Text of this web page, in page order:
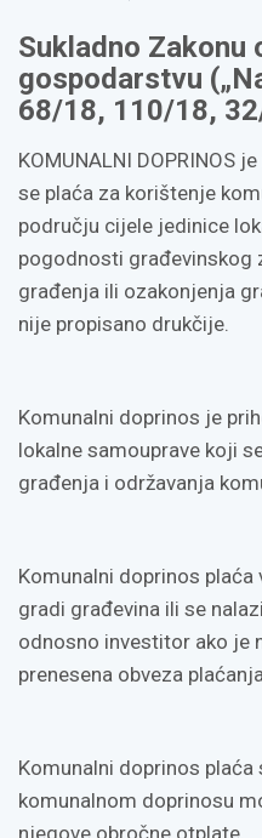
Sukladno Zakonu
gospodarstvu
68/18, 110/18,
KOMUNALNI DOPRINOS
se plaća za korištenje
području cijele jedinice
pogodnosti građevinskog
građenja ili ozakonjenja
nije propisano drukčije.
Komunalni doprinos je
lokalne samouprave koji
građenja i održavanja
Komunalni doprinos
gradi građevina ili se
odnosno investitor ako je
prenesena obveza
Komunalni doprinos
komunalnom doprinosu